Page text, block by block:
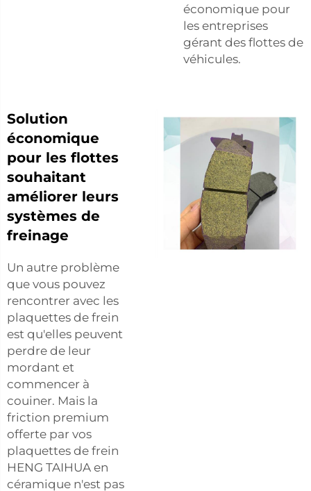
économique pour
les entreprises
gérant des flottes de
véhicules.
Solution
économique
pour les flottes
souhaitant
améliorer leurs
systèmes de
freinage
Un autre problème
que vous pouvez
rencontrer avec les
plaquettes de frein
est qu'elles peuvent
perdre de leur
mordant et
commencer à
couiner. Mais la
friction premium
offerte par vos
plaquettes de frein
HENG TAIHUA en
céramique n'est pas